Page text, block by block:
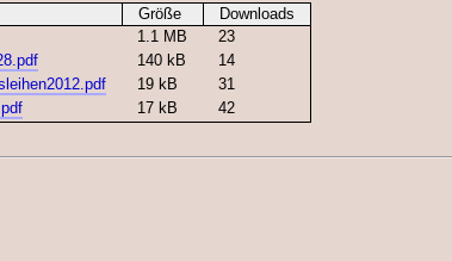
Größe
Down­loads
1.1 MB
23
140 kB
14
19 kB
31
17 kB 42